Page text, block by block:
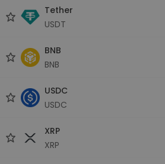
Tether
USDT
BNB
BNB
USDC
USDC
XRP
XRP